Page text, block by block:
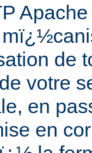
de
votre
en
en